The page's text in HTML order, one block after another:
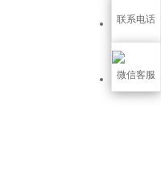
联系电话
微信客服